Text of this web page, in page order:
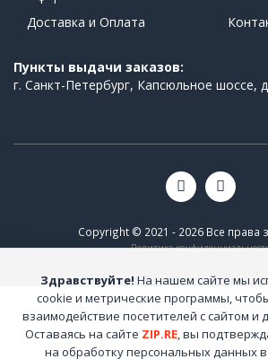
Доставка и Оплата
Пункты выдачи заказов:
г. Санкт-Петербург, Капсюльное шоссе,
Copyright © 2021 - 2026 Все
Политика
Здравствуйте! На нашем сайте мы
cookie и метрические программы,
взаимодействие посетителей с сайтом и
Оставаясь на сайте ZIP.RE, вы
на обработку персональных данных в